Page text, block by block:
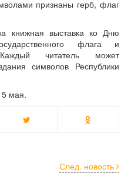
признаны герб, флаг
книжная выставка ко Дню
флага и
читатель может
символов Республики
мая.
След. новость